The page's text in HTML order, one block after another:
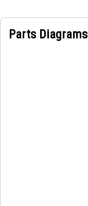
Parts Diagrams